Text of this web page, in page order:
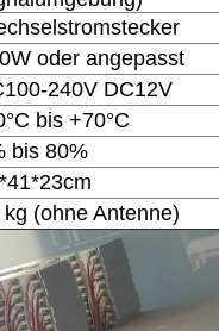
oder angepasst
240V DC12V
bis +70°C
bis 80%
kg (ohne Antenne)